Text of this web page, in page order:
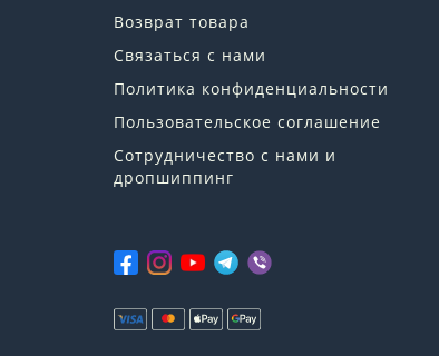
Возврат товара
Связаться с нами
Политика конфиденциальности
Пользовательское соглашение
Сотрудничество с нами и
дропшиппинг